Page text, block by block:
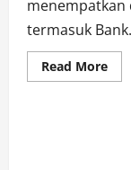
menempatkan
termasuk
Read MoreRead
more